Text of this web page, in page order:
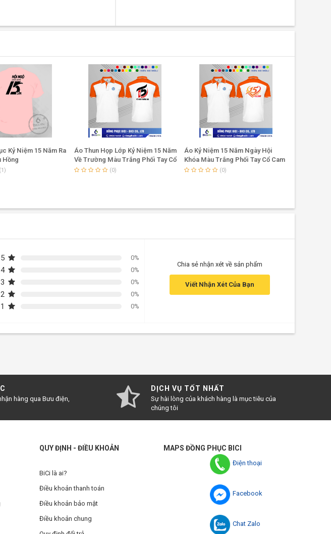
Điện thoại
Facebook
Chat Zalo
Kỷ Niệm 15 Năm Ra
Hồng
(1)
Áo Thun Họp Lớp Kỷ Niệm 15 Năm
Về Trường Màu Trắng Phối Tay Cổ
Cam
(0)
Áo Kỷ Niệm 15 Năm Ngày Hội
Khóa Màu Trắng Phối Tay Cổ Cam
Nổi Bật
(0)
5 0%
4 0%
3 0%
2 0%
1 0%
Chia sẻ nhận xét về sản phẩm
Viết Nhận Xét Của Bạn
hàng qua Bưu điện,
DỊCH VỤ TỐT NHẤT
Sự hài lòng của khách hàng là mục tiêu của
chúng tôi
QUY ĐỊNH - ĐIỀU KHOẢN
BiCi là ai?
Điều khoản thanh toán
Điều khoản bảo mật
Điều khoản chung
MAPS ĐỒNG PHỤC BICI